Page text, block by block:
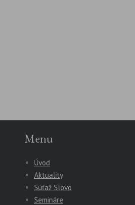
Menu
Úvod
Aktuality
Súťaž Slovo
Semináre